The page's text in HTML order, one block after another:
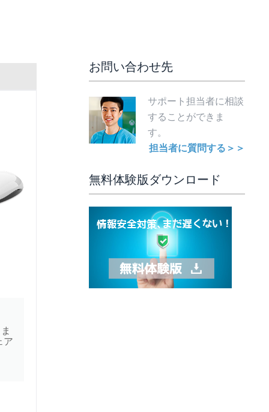
ア
お問い合わせ先
サポート担当者に相談
することができま
す。
担当者に質問する＞＞
無料体験版ダウンロード